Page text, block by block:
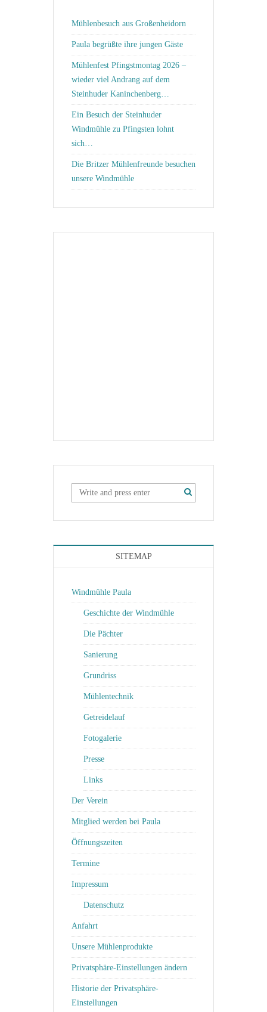
Mühlenbesuch aus Großenheidorn
Paula begrüßte ihre jungen Gäste
Mühlenfest Pfingstmontag 2026 –
wieder viel Andrang auf dem
Steinhuder Kaninchenberg…
Ein Besuch der Steinhuder
Windmühle zu Pfingsten lohnt
sich…
Die Britzer Mühlenfreunde besuchen
unsere Windmühle
SITEMAP
Windmühle Paula
Geschichte der Windmühle
Die Pächter
Sanierung
Grundriss
Mühlentechnik
Getreidelauf
Fotogalerie
Presse
Links
Der Verein
Mitglied werden bei Paula
Öffnungszeiten
Termine
Impressum
Datenschutz
Anfahrt
Unsere Mühlenprodukte
Privatsphäre-Einstellungen ändern
Historie der Privatsphäre-
Einstellungen